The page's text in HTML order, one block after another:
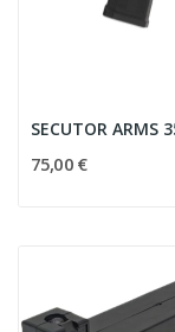
75,00 €